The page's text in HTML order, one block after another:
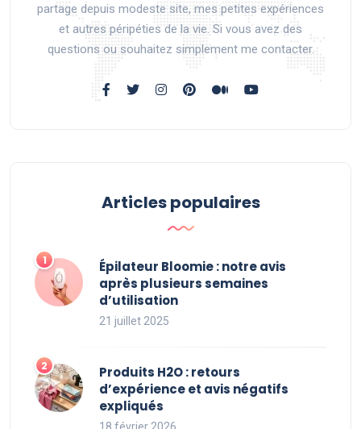
partage depuis modeste site, mes petites expériences
et autres péripéties de la vie. Si vous avez des
questions ou souhaitez simplement me contacter.
Articles populaires
Épilateur Bloomie : notre avis
après plusieurs semaines
d’utilisation
21 juillet 2025
Produits H2O : retours
d’expérience et avis négatifs
expliqués
18 février 2026